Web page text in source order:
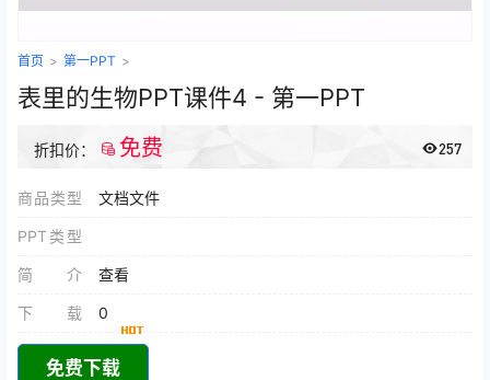
首页 > 第一PPT >
表里的生物PPT课件4 - 第一PPT
折扣价： 免费 257
商品类型 文档文件
PPT类型
简介 查看
下载 0
免费下载